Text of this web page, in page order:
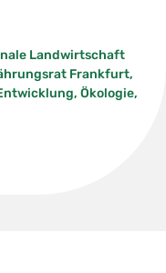
Landwirtschaft
Frankfurt,
, Ökologie,